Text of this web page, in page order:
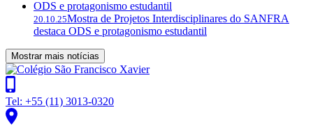
20.10.25Mostra de Projetos Interdisciplinares do SANFRA
destaca ODS e protagonismo estudantil
Mostrar mais notícias
Tel: +55 (11) 3013-0320